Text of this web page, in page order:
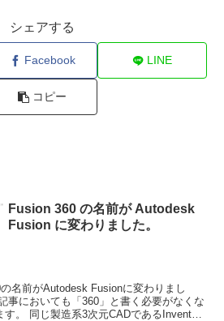
シェアする
Facebook LINE
コピー
Fusion 360 の名前が Autodesk
Fusion に変わりました。
名前がAutodesk Fusionに変わりまし
事においても「360」と書く必要がなくな
。 同じ製造系3次元CADであるInventor